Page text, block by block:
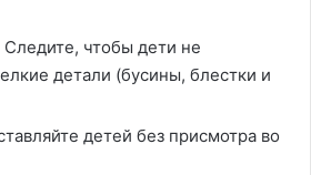
чтобы дети не
детали (бусины, блестки и
детей без присмотра во